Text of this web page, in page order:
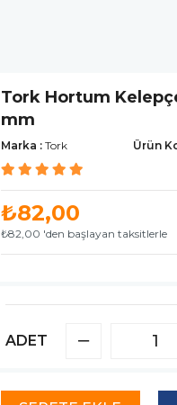
Tork Hortum
mm
Marka : Tork
₺82,00
₺82,00 'den başlayan taksitlerle
ADET